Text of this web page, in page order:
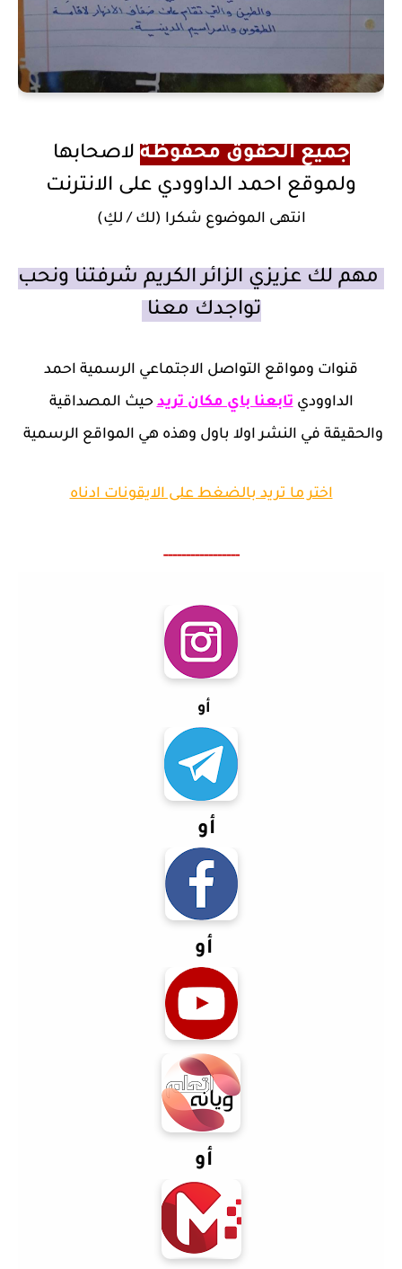
جميع الحقوق محفوظة لاصحابها
ولموقع احمد الداوودي على الانترنت
انتهى الموضوع شكرا (لك / لكِ)
مهم لك عزيزي الزائر الكريم شرفتنا ونحب
تواجدك معنا
قنوات ومواقع التواصل الاجتماعي الرسمية احمد
الداووديتابعنا باي مكان تريدحيث المصداقية
والحقيقة في النشر اولا باول وهذه هي المواقع الرسمية
اختر ما تريد بالضغط على الايقونات ادناه
-----------------
أو
أو
أو
أو